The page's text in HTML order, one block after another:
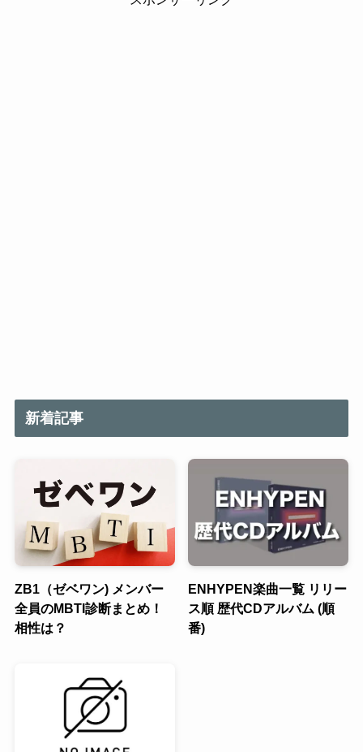
新着記事
ZB1（ゼベワン) メンバー
全員のMBTI診断まとめ！
相性は？
ENHYPEN楽曲一覧 リリー
ス順 歴代CDアルバム (順
番)